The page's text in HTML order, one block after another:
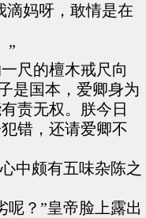
滴妈呀，敢情是在
”
尺的檀木戒尺向
是国本，爱卿身为
责无权。朕今日
错，还请爱卿不
中颇有五味杂陈之
呢？”皇帝脸上露出